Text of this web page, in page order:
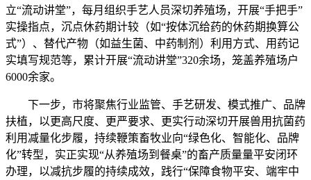
立“流动讲堂”，每月组织手艺人员深切养殖场，开展“手把手”
实操指点，沉点休药期计较（如“按体沉给药的休药期换算公
式”）、替代产物（如益生菌、中药制剂）利用方式、用药记
实填写规范等，累计开展“流动讲堂”320余场，笼盖养殖场户
6000余家。
下一步，市将聚焦行业监管、手艺研发、模式推广、品牌
扶植，以更高尺度、更严要求、更实行动深切开展兽用抗菌药
利用减量化步履，持续鞭策畜牧业向“绿色化、智能化、品牌
化”转型，实正实现“从养殖场到餐桌”的畜产质量量平安闭环
办理，以减抗步履的持续成效，践行“保障食物平安、端牢中